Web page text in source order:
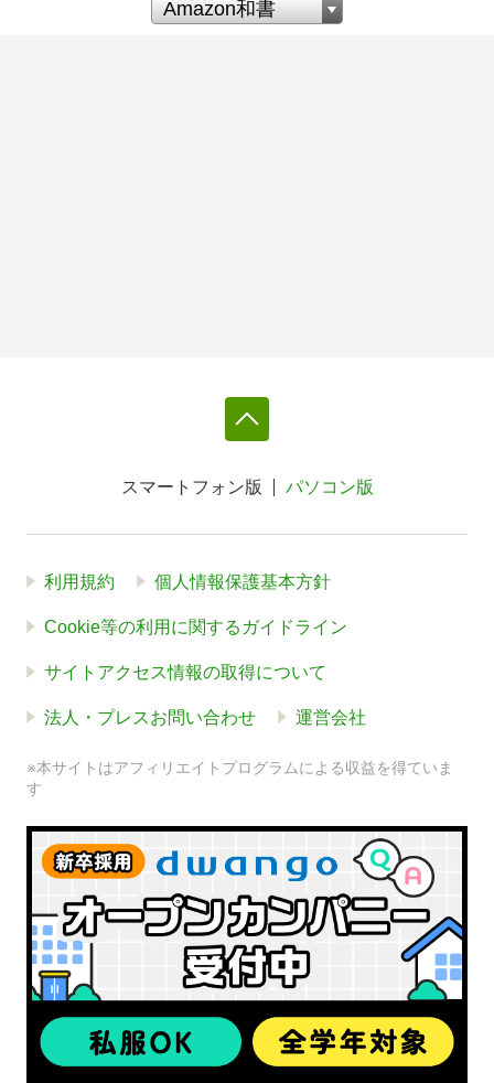
スマートフォン版 パソコン版
利用規約 個人情報保護基本方針
Cookie等の利用に関するガイドライン
サイトアクセス情報の取得について
法人・プレスお問い合わせ 運営会社
※本サイトはアフィリエイトプログラムによる収益を得ていま
す